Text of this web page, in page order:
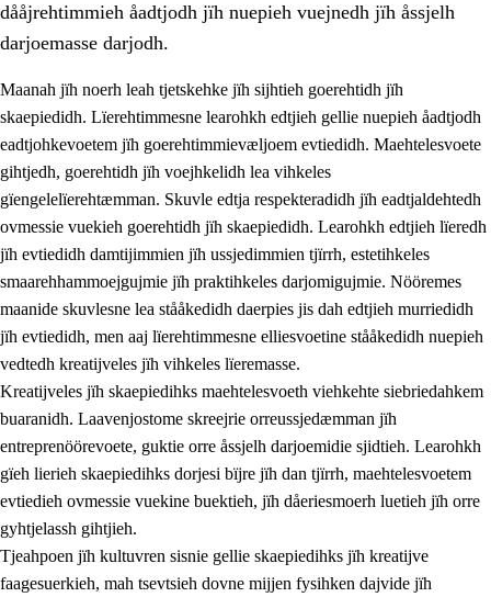
1.1 Almetjeaarvoe
1.2 Identiteete jïh kulturellen gellievoete
1.3 Laejhtehks ussjedimmie jïh etihkeles vuajnoe
Skaepiedimmievoeteaavoe, eadtjohkevoete jïh
goerehtimmievæljoe
1.5 Eatnemem krööhkestidh jïh byjresegoerkesevoete
1.6 Demokratije jïh meatanårrome
dååjrehtimmieh åadtjodh jïh nuepieh vuejnedh jïh åssjelh
darjoemasse darjodh.
Maanah jïh noerh leah tjetskehke jïh sijhtieh goerehtidh jïh
skaepiedidh. Lïerehtimmesne learohkh edtjieh gellie nuepieh åadtjodh
eadtjohkevoetem jïh goerehtimmievæljoem evtiedidh. Maehtelesvoete
gihtjedh, goerehtidh jïh voejhkelidh lea vihkeles
gïengelelïerehtæmman. Skuvle edtja respekteradidh jïh eadtjaldehtedh
ovmessie vuekieh goerehtidh jïh skaepiedidh. Learohkh edtjieh lïeredh
jïh evtiedidh damtijimmien jïh ussjedimmien tjïrrh, estetihkeles
smaarehhammoejgujmie jïh praktihkeles darjomigujmie. Nööremes
maanide skuvlesne lea stååkedidh daerpies jis dah edtjieh murriedidh
jïh evtiedidh, men aaj lïerehtimmesne elliesvoetine stååkedidh nuepieh
vedtedh kreatijveles jïh vihkeles lïeremasse.
Kreatijveles jïh skaepiedihks maehtelesvoeth viehkehte siebriedahkem
buaranidh. Laavenjostome skreejrie orreussjedæmman jïh
entreprenöörevoete, guktie orre åssjelh darjoemidie sjidtieh. Learohkh
gïeh lierieh skaepiedihks dorjesi bïjre jïh dan tjïrrh, maehtelesvoetem
evtiedieh ovmessie vuekine buektieh, jïh dåeriesmoerh luetieh jïh orre
gyhtjelassh gihtjieh.
Tjeahpoen jïh kultuvren sisnie gellie skaepiedihks jïh kreatijve
faagesuerkieh, mah tsevtsieh dovne mijjen fysihken dajvide jïh